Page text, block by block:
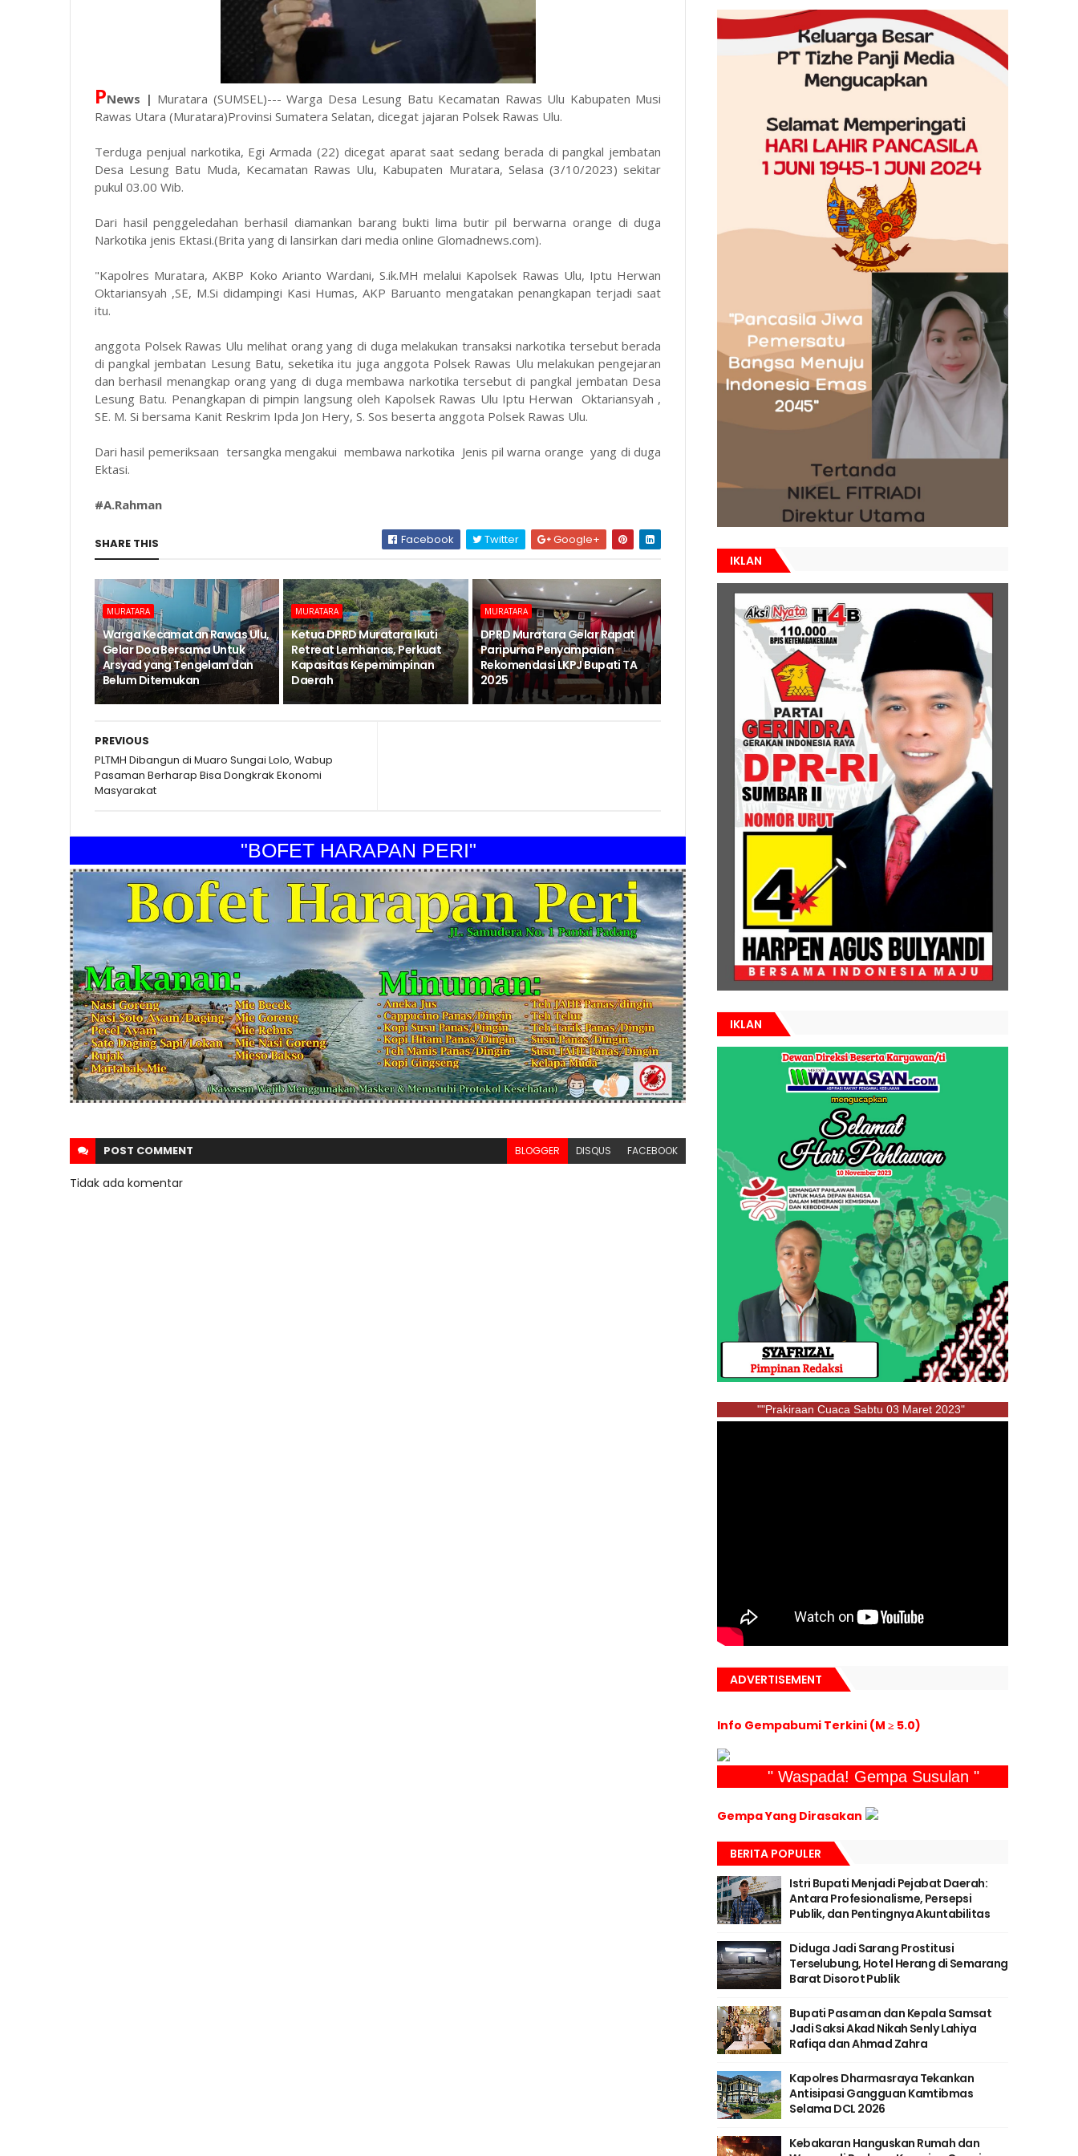
PNews | Muratara (SUMSEL)--- Warga Desa Lesung Batu Kecamatan Rawas Ulu Kabupaten Musi
Rawas Utara (Muratara)Provinsi Sumatera Selatan, dicegat jajaran Polsek Rawas Ulu.
Terduga penjual narkotika, Egi Armada (22) dicegat aparat saat sedang berada di pangkal jembatan
Desa Lesung Batu Muda, Kecamatan Rawas Ulu, Kabupaten Muratara, Selasa (3/10/2023) sekitar
pukul 03.00 Wib.
Dari hasil penggeledahan berhasil diamankan barang bukti lima butir pil berwarna orange di duga
Narkotika jenis Ektasi.(Brita yang di lansirkan dari media online Glomadnews.com).
"Kapolres Muratara, AKBP Koko Arianto Wardani, S.ik.MH melalui Kapolsek Rawas Ulu, Iptu Herwan
Oktariansyah ,SE, M.Si didampingi Kasi Humas, AKP Baruanto mengatakan penangkapan terjadi saat
itu.
anggota Polsek Rawas Ulu melihat orang yang di duga melakukan transaksi narkotika tersebut berada
di pangkal jembatan Lesung Batu, seketika itu juga anggota Polsek Rawas Ulu melakukan pengejaran
dan berhasil menangkap orang yang di duga membawa narkotika tersebut di pangkal jembatan Desa
Lesung Batu. Penangkapan di pimpin langsung oleh Kapolsek Rawas Ulu Iptu Herwan Oktariansyah ,
SE. M. Si bersama Kanit Reskrim Ipda Jon Hery, S. Sos beserta anggota Polsek Rawas Ulu.
Dari hasil pemeriksaan tersangka mengakui membawa narkotika Jenis pil warna orange yang di duga
Ektasi.
#A.Rahman
SHARE THIS Facebook Twitter Google+
MURATARA
Warga Kecamatan Rawas Ulu,
Gelar Doa Bersama Untuk
Arsyad yang Tengelam dan
Belum Ditemukan
MURATARA
Ketua DPRD Muratara Ikuti
Retreat Lemhanas, Perkuat
Kapasitas Kepemimpinan
Daerah
MURATARA
DPRD Muratara Gelar Rapat
Paripurna Penyampaian
Rekomendasi LKPJ Bupati TA
2025
PREVIOUS
PLTMH Dibangun di Muaro Sungai Lolo, Wabup
Pasaman Berharap Bisa Dongkrak Ekonomi
Masyarakat
"BOFET HARAPAN PERI"
POST COMMENT BLOGGER DISQUS FACEBOOK
Tidak ada komentar
IKLAN
IKLAN
""Prakiraan Cuaca Sabtu 03 Maret 2023"
ADVERTISEMENT
Info Gempabumi Terkini (M ≥ 5.0)
" Waspada! Gempa Susulan "
Gempa Yang Dirasakan
BERITA POPULER
Istri Bupati Menjadi Pejabat Daerah:
Antara Profesionalisme, Persepsi
Publik, dan Pentingnya Akuntabilitas
Diduga Jadi Sarang Prostitusi
Terselubung, Hotel Herang di Semarang
Barat Disorot Publik
Bupati Pasaman dan Kepala Samsat
Jadi Saksi Akad Nikah Senly Lahiya
Rafiqa dan Ahmad Zahra
Kapolres Dharmasraya Tekankan
Antisipasi Gangguan Kamtibmas
Selama DCL 2026
Kebakaran Hanguskan Rumah dan